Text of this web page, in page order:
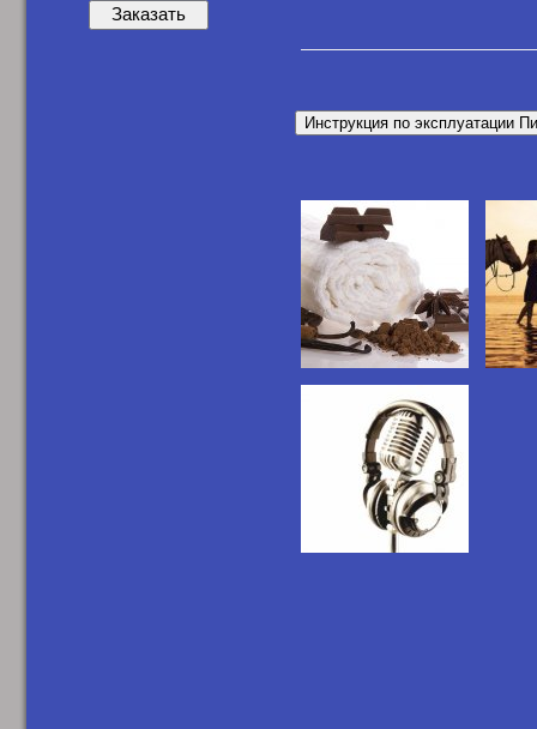
Заказать